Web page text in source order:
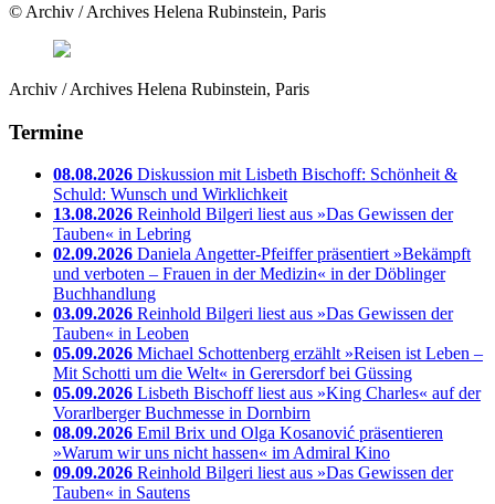
© Archiv / Archives Helena Rubinstein, Paris
Archiv / Archives Helena Rubinstein, Paris
Termine
08.08.2026 Diskussion mit Lisbeth Bischoff: Schönheit &
Schuld: Wunsch und Wirklichkeit
13.08.2026 Reinhold Bilgeri liest aus »Das Gewissen der
Tauben« in Lebring
02.09.2026 Daniela Angetter-Pfeiffer präsentiert »Bekämpft
und verboten – Frauen in der Medizin« in der Döblinger
Buchhandlung
03.09.2026 Reinhold Bilgeri liest aus »Das Gewissen der
Tauben« in Leoben
05.09.2026 Michael Schottenberg erzählt »Reisen ist Leben –
Mit Schotti um die Welt« in Gerersdorf bei Güssing
05.09.2026 Lisbeth Bischoff liest aus »King Charles« auf der
Vorarlberger Buchmesse in Dornbirn
08.09.2026 Emil Brix und Olga Kosanović präsentieren
»Warum wir uns nicht hassen« im Admiral Kino
09.09.2026 Reinhold Bilgeri liest aus »Das Gewissen der
Tauben« in Sautens